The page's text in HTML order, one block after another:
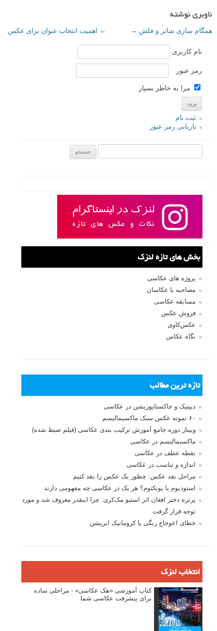
ناوبری نوشته
← اهمیت انتخاب عنوان برای عکس همگام سازی شاتر و فلش →
نام کاربری
رمز عبور
مرا به خاطر بسپار
ثبت نام
بازیابی رمز عبور
بخش های تازه لنزک
پروژه های عکاسی
مصاحبه با عکاسان
مسابقه عکاسی
فروش عکس
عکس‌کاوی
نگاه عکاس
تازه ترین مطالب
دیپتیک و جاکستا‌پوزیشن در عکاسی
۶۰ نمونه عکس سبک ماکسیمالیسم
وبینار دوره جامع آموزش ترکیب بندی عکاسی (فیلم ضبط شده)
ماکسیمالیسم در عکاسی
نقطه عطف در عکاسی
اندازه و تناسب در عکاسی
مراحل نقد عکس: چطور یک عکس را نقد کنیم
استودیوم یا پونکتوم؟ هر یک در عکاسی چه مفهومی دارند
پرتره دختر افغان اثر استیو مک‌کری: چرا اینقدر معروف شد و مورد
توجه قرار گرفت
خطای اعوجاج رنگی یا کروماتیک ابریشن
انتخاب لنزک
کتاب آموزشی «هک عکاسی» - مراحلی ساده
برای پیشرفت عکاسی شما